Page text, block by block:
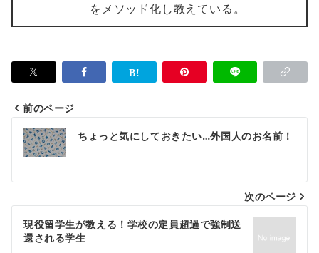
をメソッド化し教えている。
前のページ
ちょっと気にしておきたい…外国人のお名前！
次のページ
現役留学生が教える！学校の定員超過で強制送
還される学生